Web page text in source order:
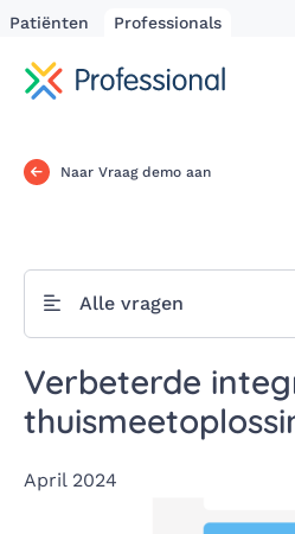
Patiënten Professionals
Naar Vraag demo aan
Alle vragen
Verbeterde
April 2024